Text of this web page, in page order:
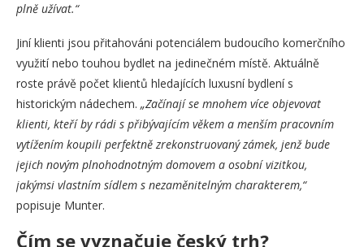
plně užívat.“
Jiní klienti jsou přitahováni potenciálem budoucího komerčního
využití nebo touhou bydlet na jedinečném místě. Aktuálně
roste právě počet klientů hledajících luxusní bydlení s
historickým nádechem. „Začínají se mnohem více objevovat
klienti, kteří by rádi s přibývajícím věkem a menším pracovním
vytížením koupili perfektně zrekonstruovaný zámek, jenž bude
jejich novým plnohodnotným domovem a osobní vizitkou,
jakýmsi vlastním sídlem s nezaměnitelným charakterem,“
popisuje Munter.
Čím se vyznačuje český trh?